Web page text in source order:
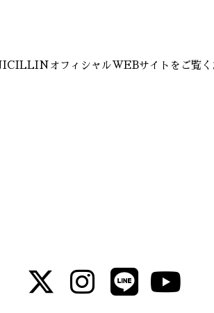
オフィシャルWEBサイトをご覧く